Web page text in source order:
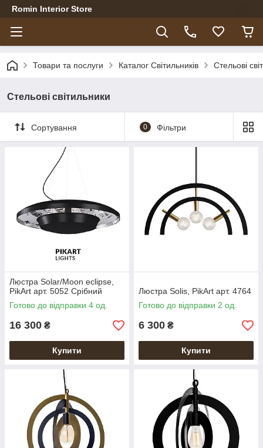
Romin Interior Store
Товари та послуги Каталог Світильників Стельові
Стельові світильники
Сортування 0 Фільтри
Люстра Solar/Moon eclipse,
PikArt арт. 5052 Срібний
Готово до відправки 4 од.
16 300 ₴
Купити
Люстра Solis, PikArt арт. 4764
Готово до відправки 2 од.
6 300 ₴
Купити